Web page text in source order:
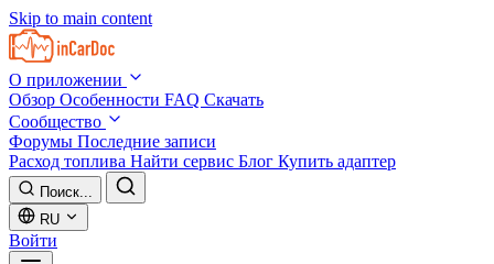
Skip to main content
О приложении
Обзор Особенности FAQ Скачать
Сообщество
Форумы Последние записи
Расход топлива Найти сервис Блог Купить адаптер
Поиск...
RU
Войти